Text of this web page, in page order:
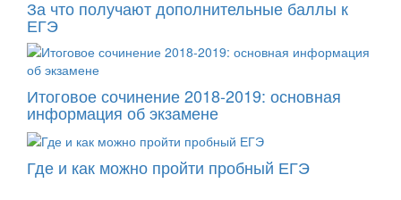
За что получают дополнительные баллы к
ЕГЭ
Итоговое сочинение 2018-2019: основная
информация об экзамене
Где и как можно пройти пробный ЕГЭ